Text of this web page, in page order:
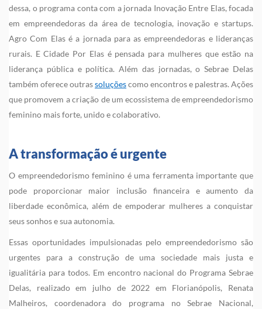
dessa, o programa conta com a jornada Inovação Entre Elas, focada
em empreendedoras da área de tecnologia, inovação e startups.
Agro Com Elas é a jornada para as empreendedoras e lideranças
rurais. E Cidade Por Elas é pensada para mulheres que estão na
liderança pública e política. Além das jornadas, o Sebrae Delas
também oferece outrassoluçõescomo encontros e palestras. Ações
que promovem a criação de um ecossistema de empreendedorismo
feminino mais forte, unido e colaborativo.
A transformação é urgente
O empreendedorismo feminino é uma ferramenta importante que
pode proporcionar maior inclusão financeira e aumento da
liberdade econômica, além de empoderar mulheres a conquistar
seus sonhos e sua autonomia.
Essas oportunidades impulsionadas pelo empreendedorismo são
urgentes para a construção de uma sociedade mais justa e
igualitária para todos. Em encontro nacional do Programa Sebrae
Delas, realizado em julho de 2022 em Florianópolis, Renata
Malheiros, coordenadora do programa no Sebrae Nacional,